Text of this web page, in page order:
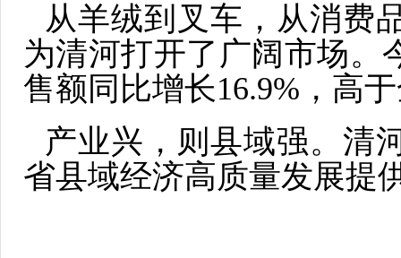
从羊绒到叉车，从消费
为清河打开了广阔市场。
售额同比增长16.9%，高
产业兴，则县域强。清
省县域经济高质量发展提